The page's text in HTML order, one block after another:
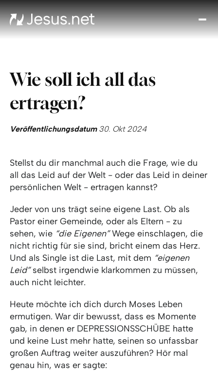
Wie soll ich all das
ertragen?
Veröffentlichungsdatum30. Okt 2024
Stellst du dir manchmal auch die Frage, wie du
all das Leid auf der Welt - oder das Leid in deiner
persönlichen Welt - ertragen kannst?
Jeder von uns trägt seine eigene Last. Ob als
Pastor einer Gemeinde, oder als Eltern - zu
sehen, wie “die Eigenen”Wege einschlagen, die
nicht richtig für sie sind, bricht einem das Herz.
Und als Single ist die Last, mit dem “eigenen
Leid”selbst irgendwie klarkommen zu müssen,
auch nicht leichter.
Heute möchte ich dich durch Moses Leben
ermutigen. War dir bewusst, dass es Momente
gab, in denen er DEPRESSIONSSCHÜBE hatte
und keine Lust mehr hatte, seinen so unfassbar
großen Auftrag weiter auszuführen? Hör mal
genau hin, was er sagte: